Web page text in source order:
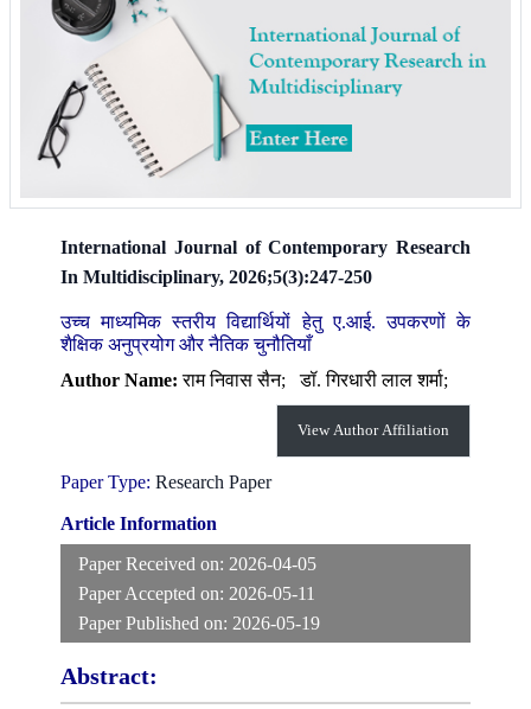
International Journal of Contemporary Research
In Multidisciplinary, 2026;5(3):247-250
उच्च माध्यमिक स्तरीय विद्यार्थियों हेतु ए.आई. उपकरणों के
शैक्षिक अनुप्रयोग और नैतिक चुनौतियाँ
Author Name:राम निवास सैन;डॉ. गिरधारी लाल शर्मा;
View Author Affiliation
Paper Type: Research Paper
Article Information
Paper Received on: 2026-04-05
Paper Accepted on: 2026-05-11
Paper Published on: 2026-05-19
Abstract: